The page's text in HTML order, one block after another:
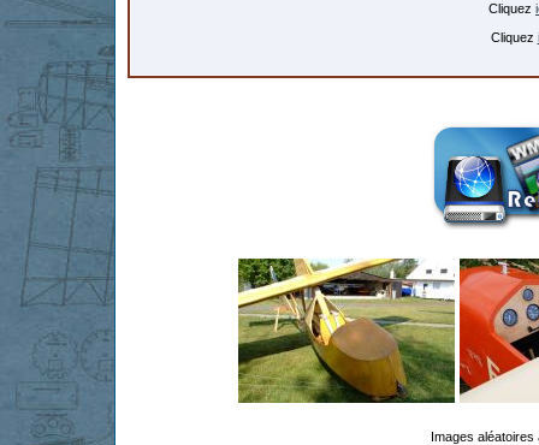
Cliquez
Cliquez
Images aléatoires